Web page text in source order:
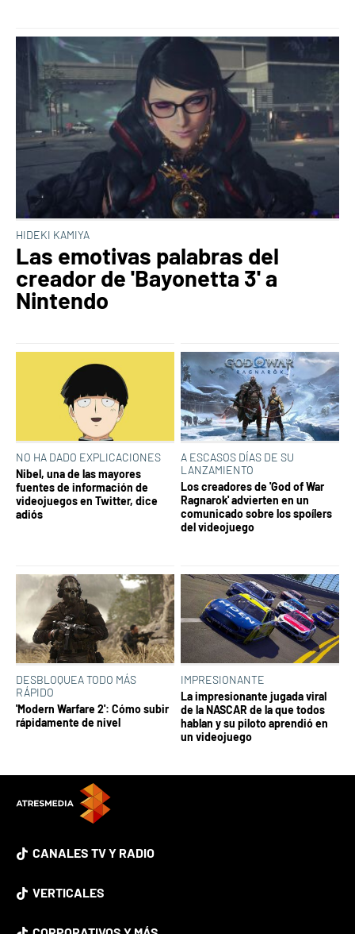
HIDEKI KAMIYA
Las emotivas palabras del
creador de 'Bayonetta 3' a
Nintendo
NO HA DADO EXPLICACIONES
Nibel, una de las mayores
fuentes de información de
videojuegos en Twitter, dice
adiós
A ESCASOS DÍAS DE SU
LANZAMIENTO
Los creadores de 'God of War
Ragnarok' advierten en un
comunicado sobre los spoílers
del videojuego
DESBLOQUEA TODO MÁS
RÁPIDO
'Modern Warfare 2': Cómo subir
rápidamente de nivel
IMPRESIONANTE
La impresionante jugada viral
de la NASCAR de la que todos
hablan y su piloto aprendió en
un videojuego
CANALES TV Y RADIO
VERTICALES